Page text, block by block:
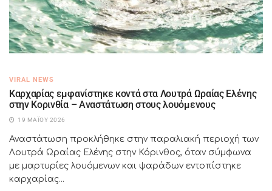
VIRAL NEWS
Καρχαρίας εμφανίστηκε κοντά στα Λουτρά Ωραίας Ελένης
στην Κορινθία – Αναστάτωση στους λουόμενους
19 ΜΑΪ́ΟΥ 2026
Αναστάτωση προκλήθηκε στην παραλιακή περιοχή των
Λουτρά Ωραίας Ελένης στην Κόρινθος, όταν σύμφωνα
με μαρτυρίες λουόμενων και ψαράδων εντοπίστηκε
καρχαρίας...